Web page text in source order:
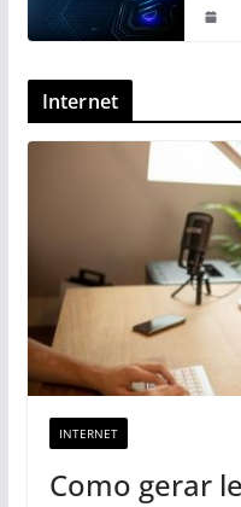
Internet
INTERNET
Como gerar